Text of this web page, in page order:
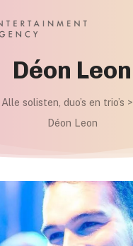
Déon Leon
Alle solisten, duo’s en trio’s >
Déon Leon